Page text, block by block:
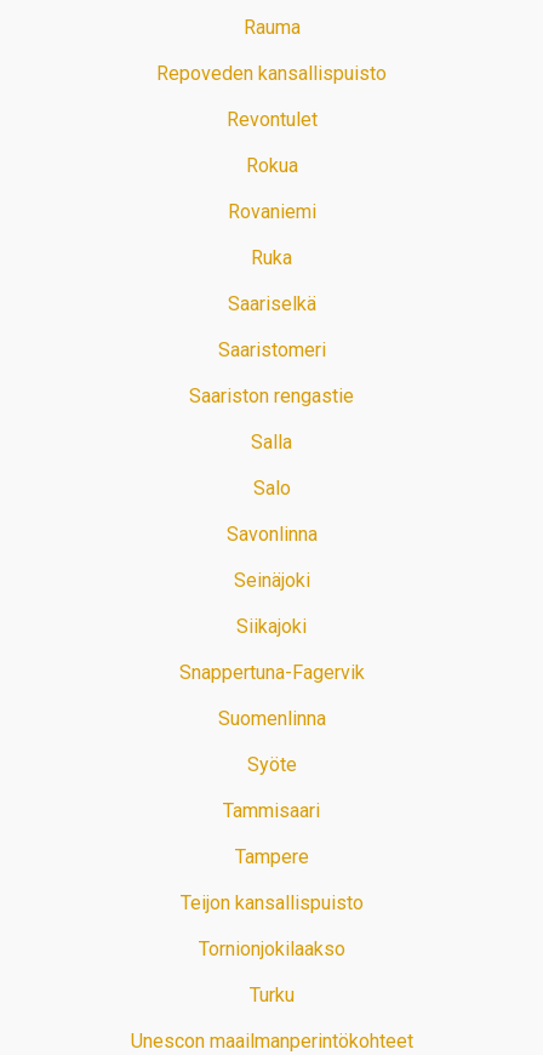
Rauma
Repoveden kansallispuisto
Revontulet
Rokua
Rovaniemi
Ruka
Saariselkä
Saaristomeri
Saariston rengastie
Salla
Salo
Savonlinna
Seinäjoki
Siikajoki
Snappertuna-Fagervik
Suomenlinna
Syöte
Tammisaari
Tampere
Teijon kansallispuisto
Tornionjokilaakso
Turku
Unescon maailmanperintökohteet